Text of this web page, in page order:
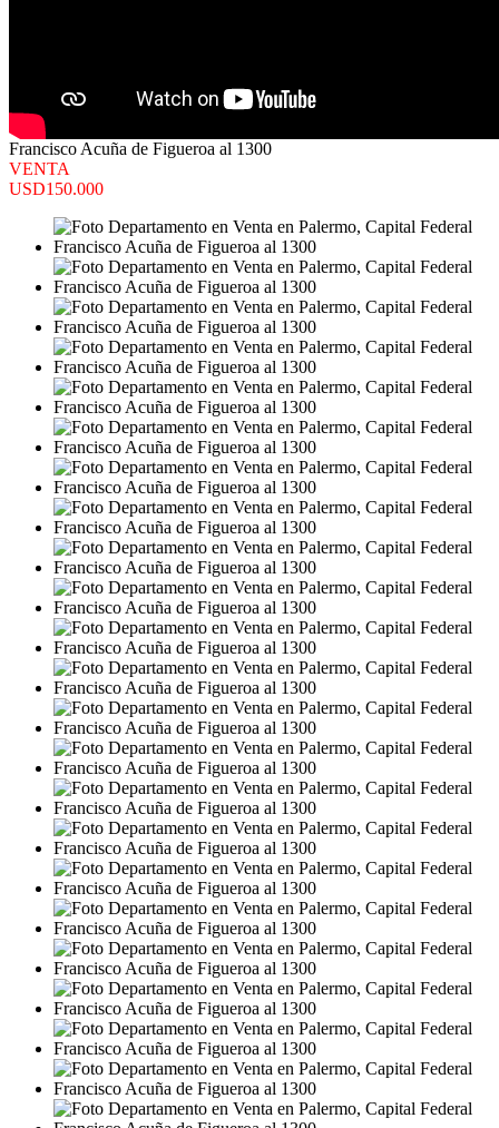
Francisco Acuña de Figueroa al 1300
VENTA
USD150.000